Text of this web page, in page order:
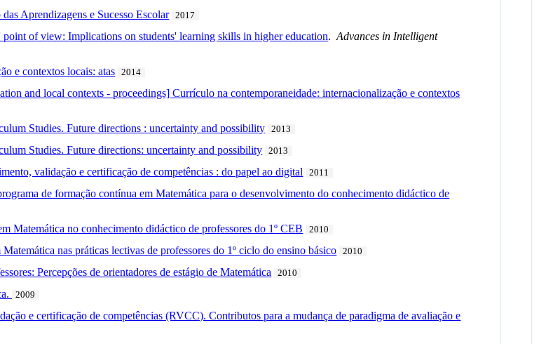
Aprendizagens e Sucesso Escolar 2017
point of view: Implications on students' learning skills in higher education.Advances in Intelligent
e contextos locais: atas 2014
and local contexts - proceedings] Currículo na contemporaneidade: internacionalização e contextos
Studies. Future directions : uncertainty and possibility 2013
Studies. Future directions: uncertainty and possibility 2013
validação e certificação de competências : do papel ao digital 2011
de formação contínua em Matemática para o desenvolvimento do conhecimento didáctico de
Matemática no conhecimento didáctico de professores do 1º CEB 2010
nas práticas lectivas de professores do 1º ciclo do ensino básico 2010
Percepções de orientadores de estágio de Matemática 2010
2009
e certificação de competências (RVCC). Contributos para a mudança de paradigma de avaliação e